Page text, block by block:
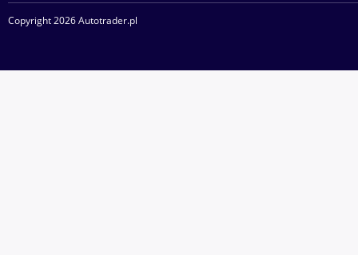
Copyright 2026 Autotrader.pl